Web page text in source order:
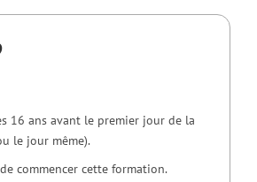
16 ans avant le premier jour de la
le jour même).
commencer cette formation.